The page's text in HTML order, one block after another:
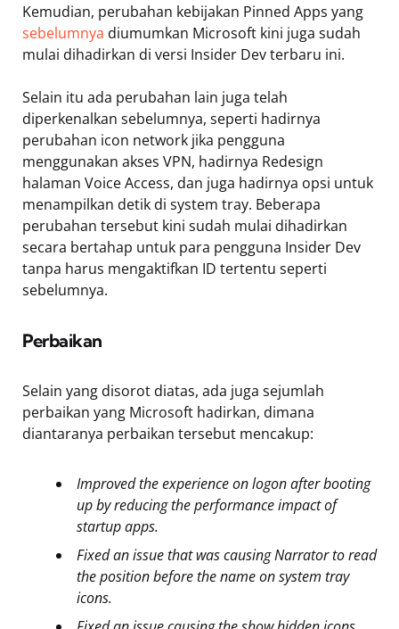
Kemudian, perubahan kebijakan Pinned Apps yang
sebelumnya diumumkan Microsoft kini juga sudah
mulai dihadirkan di versi Insider Dev terbaru ini.
Selain itu ada perubahan lain juga telah
diperkenalkan sebelumnya, seperti hadirnya
perubahan icon network jika pengguna
menggunakan akses VPN, hadirnya Redesign
halaman Voice Access, dan juga hadirnya opsi untuk
menampilkan detik di system tray. Beberapa
perubahan tersebut kini sudah mulai dihadirkan
secara bertahap untuk para pengguna Insider Dev
tanpa harus mengaktifkan ID tertentu seperti
sebelumnya.
Perbaikan
Selain yang disorot diatas, ada juga sejumlah
perbaikan yang Microsoft hadirkan, dimana
diantaranya perbaikan tersebut mencakup:
Improved the experience on logon after booting
up by reducing the performance impact of
startup apps.
Fixed an issue that was causing Narrator to read
the position before the name on system tray
icons.